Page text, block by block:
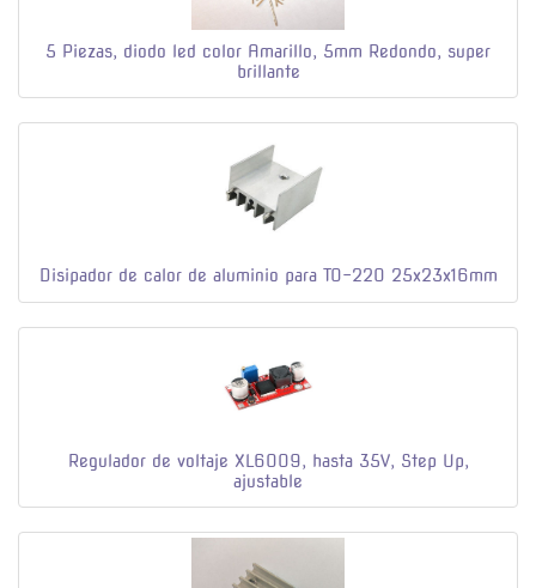
5 Piezas, diodo led color Amarillo, 5mm Redondo, super
brillante
Disipador de calor de aluminio para TO-220 25x23x16mm
Regulador de voltaje XL6009, hasta 35V, Step Up,
ajustable